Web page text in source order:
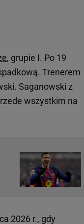
, grupie I. Po 19
Trenerem
Saganowski z
wszystkim na
2026 r., gdy